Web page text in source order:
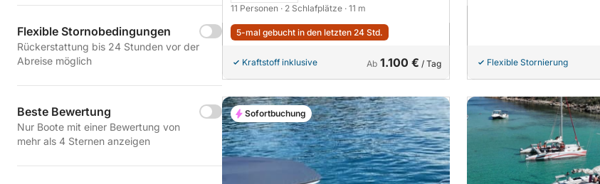
Flexible Stornobedingungen
Rückerstattung bis 24 Stunden vor der
Abreise möglich
Beste Bewertung
Nur Boote mit einer Bewertung von
mehr als 4 Sternen anzeigen
11 Personen · 2 Schlafplätze · 11 m
5-mal gebucht in den letzten 24 Std.
Kraftstoff inklusive Ab 1.100 € / Tag Flexible Stornierung
Sofortbuchung